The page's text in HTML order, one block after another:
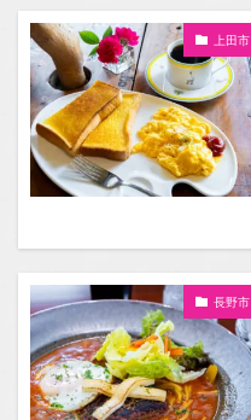
上田市
長野市